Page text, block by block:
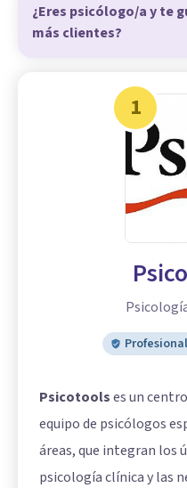
¿Eres psicólogo/a y te
más clientes?
1
Psicotoolses un
equipo de psicólogos
áreas, que integran los
psicología clínica y las